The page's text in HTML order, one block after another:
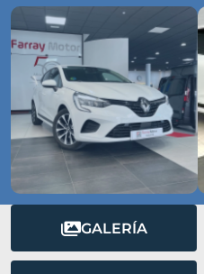
GALERÍA